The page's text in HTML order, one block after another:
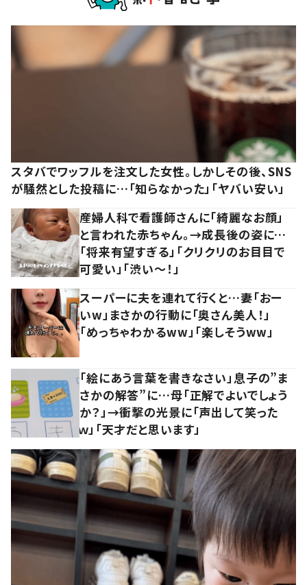
スタバでワッフルを注文した女性。しかしその後、SNS
が騒然とした投稿に…「知らなかった」「ヤバい安い」
産婦人科で看護師さんに「綺麗なお顔」
と言われた赤ちゃん。→成長後の姿に…
「将来有望すぎる」「クリクリのお目目で
可愛い」「渋い～！」
スーパーに夫を連れて行くと…妻「おー
いw」まさかの行動に「奥さん美人！」
「めっちゃわかるww」「楽しそうww」
「絵にあう言葉を書きなさい」息子の”ま
さかの解答”に…母「正解でよいでしょう
か？」→衝撃の光景に「声出して笑った
ｗ」「天才だと思います」